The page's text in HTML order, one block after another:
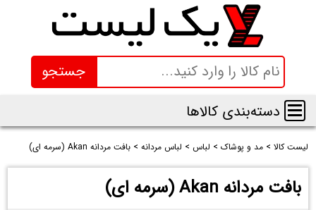
جستجو
دسته‌بندی کالاها
لیست کالا >مد و پوشاک > لباس > لباس مردانه >بافت مردانه Akan (سرمه ای)
بافت مردانه Akan (سرمه ای)